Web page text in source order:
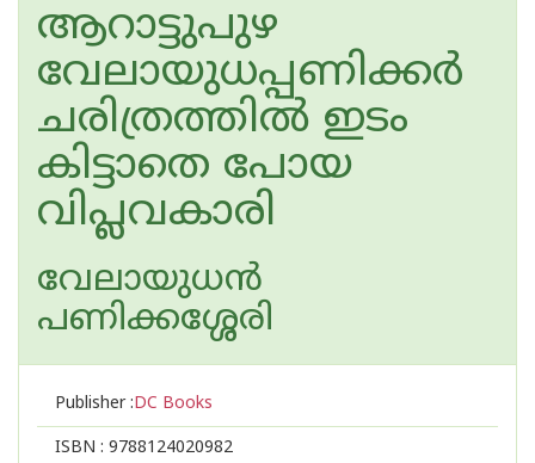
ആറാട്ടുപുഴ
വേലായുധപ്പണിക്കർ
ചരിത്രത്തില്‍ ഇടം
കിട്ടാതെ പോയ
വിപ്ലവകാരി
വേലായുധന്‍
പണിക്കശ്ശേരി
Publisher :DC Books
ISBN : 9788124020982